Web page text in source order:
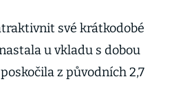
své krátkodobé
u vkladu s dobou
z původních 2,7